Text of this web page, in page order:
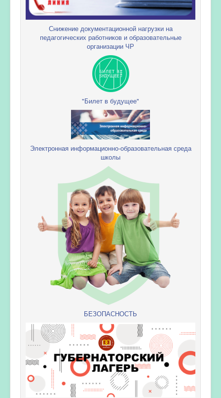
Снижение документационной нагрузки на
педагогических работников и образовательные
организации ЧР
"Билет в будущее"
Электронная информационно-образовательная среда
школы
БЕЗОПАСНОСТЬ